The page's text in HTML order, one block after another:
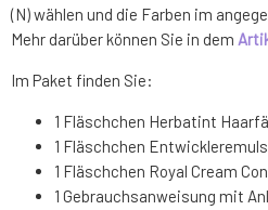
(N) wählen und die Farben im
Mehr darüber können Sie in dem
Im Paket finden Sie:
1 Fläschchen Herbatint
1 Fläschchen
1 Fläschchen Royal Cream
1 Gebrauchsanweisung mit